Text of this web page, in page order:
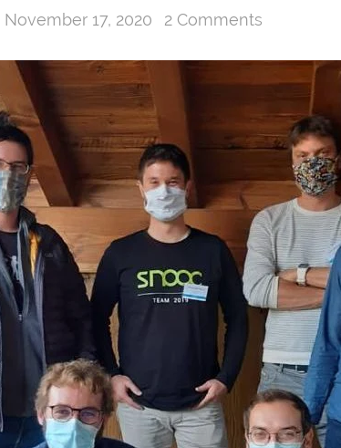
November 17, 2020 2 Comments